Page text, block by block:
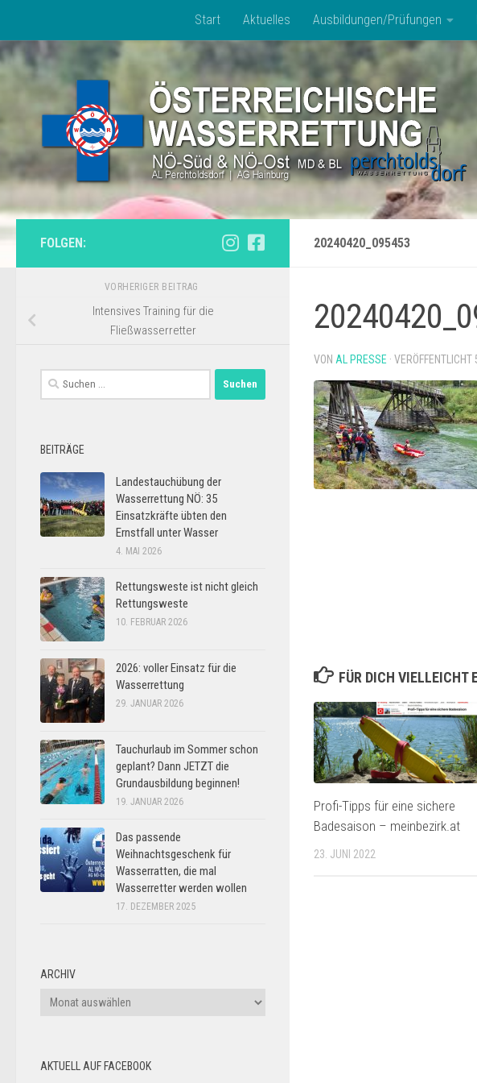
Start Aktuelles Ausbildungen/Prüfungen
20240420_095453
VON AL PRESSE · VERÖFFENTLICHT
FÜR DICH VIELLEICHT
Profi-Tipps für eine sichere
Badesaison – meinbezirk.at
23. JUNI 2022
FOLGEN:
VORHERIGER BEITRAG
Intensives Training für die
Fließwasserretter
Suchen
nach:
BEITRÄGE
Landestauchübung der
Wasserrettung NÖ: 35
Einsatzkräfte übten den
Ernstfall unter Wasser
4. MAI 2026
Rettungsweste ist nicht gleich
Rettungsweste
10. FEBRUAR 2026
2026: voller Einsatz für die
Wasserrettung
29. JANUAR 2026
Tauchurlaub im Sommer schon
geplant? Dann JETZT die
Grundausbildung beginnen!
19. JANUAR 2026
Das passende
Weihnachtsgeschenk für
Wasserratten, die mal
Wasserretter werden wollen
17. DEZEMBER 2025
ARCHIV
Archiv
AKTUELL AUF FACEBOOK